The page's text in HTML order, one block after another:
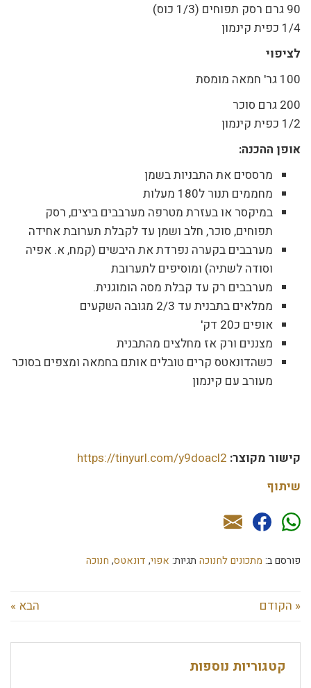
90 גרם רסק תפוחים (1/3 כוס)
1/4 כפית קינמון
לציפוי
100 גר' חמאה מומסת
200 גרם סוכר
1/2 כפית קינמון
אופן ההכנה:
מרססים את התבניות בשמן
מחממים תנור ל180 מעלות
במיקסר או בעזרת מטרפה מערבבים ביצים, רסק
תפוחים, סוכר, חלב ושמן עד לקבלת תערובת אחידה
מערבבים בקערה נפרדת את היבשים (קמח, א. אפיה
וסודה לשתיה) ומוסיפים לתערובת
מערבבים רק עד קבלת מסה הומוגנית.
ממלאים בתבנית עד 2/3 מגובה השקעים
אופים כ20 דק'
מצננים ורק אז מחלצים מהתבנית
כשהדונאטס קרים טובלים אותם בחמאה ומצפים בסוכר
מעורב עם קינמון
קישור מקוצר: https://tinyurl.com/y9doacl2
שיתוף
פורסם ב: מתכונים לחנוכה תגיות: אפוי, דונאטס, חנוכה
« הקודם הבא »
קטגוריות נוספות